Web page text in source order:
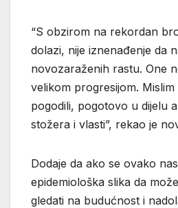
“S obzirom na rekordan
dolazi, nije iznenađenje da
novozaraženih rastu. One
velikom progresijom.
pogodili, pogotovo u dijelu
stožera i vlasti”, rekao je
Dodaje da ako se ovako
epidemiološka slika da
gledati na budućnost i